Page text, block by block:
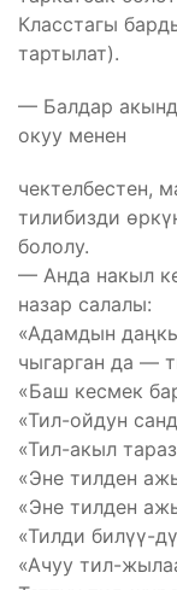
Класстагы
тартылат).
— Балдар
окуу менен
чектелбестен,
тилибизди
бололу.
— Анда накыл
назар салалы:
«Адамдын
чыгарган да —
«Баш кесмек
«Тил-ойдун
«Тил-акыл
«Эне тилден
«Эне тилден
«Тилди билүү-
«Ачуу тил-